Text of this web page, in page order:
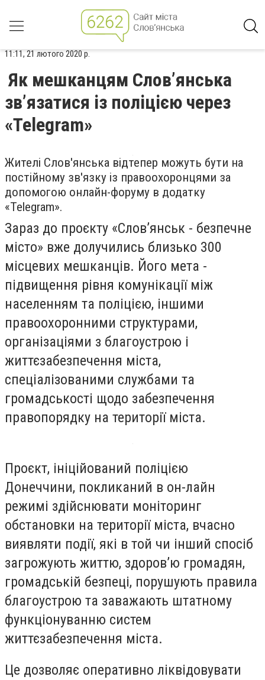
11:11, 21 лютого 2020 р.
Як мешканцям Слов’янська
зв’язатися із поліцією через
«Telegram»
Жителі Слов'янська відтепер можуть бути на
постійному зв'язку із правоохоронцями за
допомогою онлайн-форуму в додатку
«Telegram».
Зараз до проєкту «Слов’янськ - безпечне
місто» вже долучились близько 300
місцевих мешканців. Його мета -
підвищення рівня комунікації між
населенням та поліцією, іншими
правоохоронними структурами,
організаціями з благоустрою і
життєзабезпечення міста,
спеціалізованими службами та
громадськості щодо забезпечення
правопорядку на території міста.
Проєкт, ініційований поліцією
Донеччини, покликаний в он-лайн
режимі здійснювати моніторинг
обстановки на території міста, вчасно
виявляти події, які в той чи інший спосіб
загрожують життю, здоров’ю громадян,
громадській безпеці, порушують правила
благоустрою та заважають штатному
функціонуванню систем
життєзабезпечення міста.
Це дозволяє оперативно ліквідовувати